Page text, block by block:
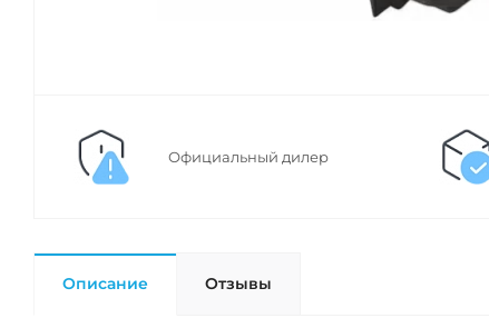
Официальный дилер
Описание Отзывы